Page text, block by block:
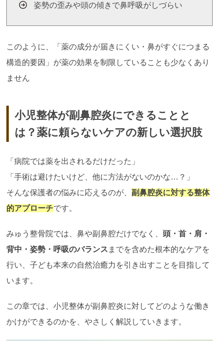
姿勢の歪みや頭の傾きで鼻呼吸がしづらい
このように、「薬の成分が届きにくい・鼻がすぐにつまる
構造的要因」が薬の効果を制限していることも少なくあり
ません
小児整体が副鼻腔炎にできることと
は？薬に頼らないケアの新しい選択肢
「病院では薬を出されるだけだった」
「手術は避けたいけど、他に方法がないのかな…？」
そんな保護者の悩みに応えるのが、 副鼻腔炎に対する整体
的アプローチです。
みゅう整骨院では、鼻や副鼻腔だけでなく、頭・首・肩・
背中・姿勢・呼吸のバランス までを含めた根本的なケアを
行い、子ども本来の自然治癒力を引き出すことを目指して
います。
この章では、小児整体が副鼻腔炎に対してどのような働き
かけができるのかを、やさしく解説していきます。